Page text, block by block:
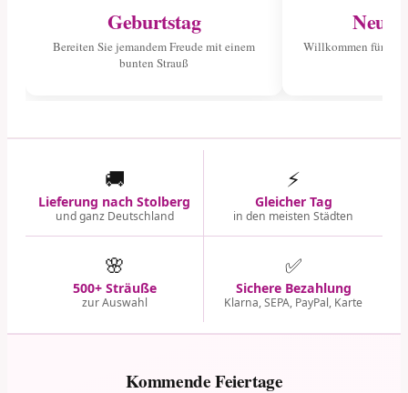
Geburtstag
Bereiten Sie jemandem Freude mit einem
bunten Strauß
Willkommen für
🚚
Lieferung nach Stolberg
und ganz Deutschland
⚡
Gleicher Tag
in den meisten Städten
🌸
500+ Sträuße
zur Auswahl
✅
Sichere Bezahlung
Klarna, SEPA, PayPal, Karte
Kommende Feiertage